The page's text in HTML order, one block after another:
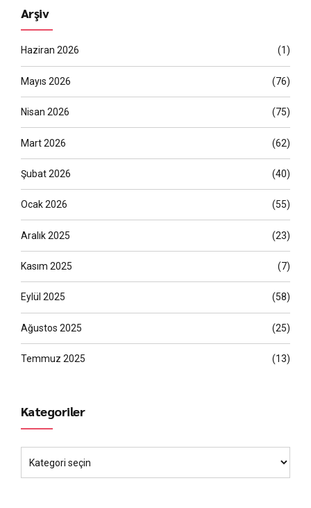
Arşiv
Haziran 2026 (1)
Mayıs 2026 (76)
Nisan 2026 (75)
Mart 2026 (62)
Şubat 2026 (40)
Ocak 2026 (55)
Aralık 2025 (23)
Kasım 2025 (7)
Eylül 2025 (58)
Ağustos 2025 (25)
Temmuz 2025 (13)
Kategoriler